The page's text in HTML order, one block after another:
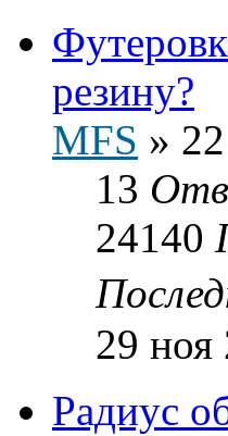
резину?
MFS »
13
24140
29 ноя
Радиус